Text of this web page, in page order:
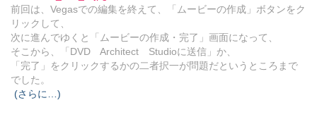
前回は、Vegasでの編集を終えて、「ムービーの作成」ボタンをク
リックして、
次に進んでゆくと「ムービーの作成・完了」画面になって、
そこから、「DVD Architect Studioに送信」か、
「完了」をクリックするかの二者択一が問題だというところまで
でした。
(さらに…)